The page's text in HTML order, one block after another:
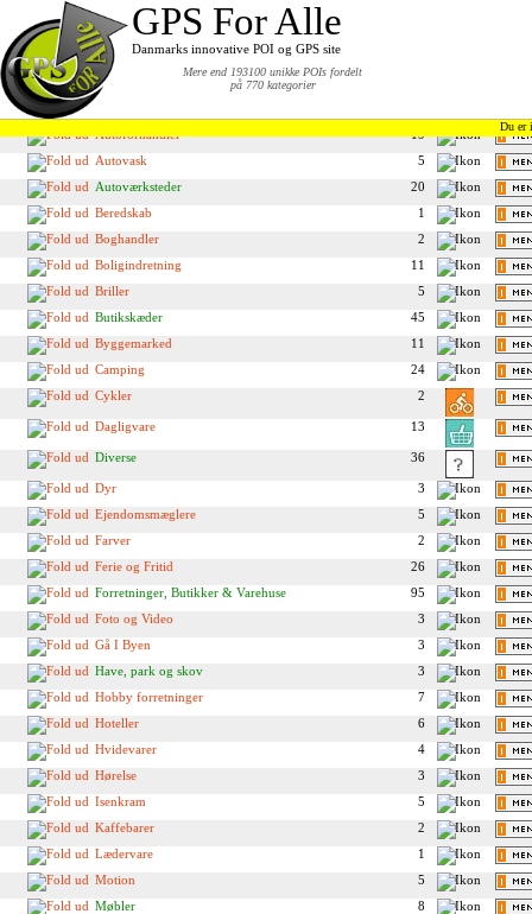
Mere end 193100 unikke POIs fordelt
på 770 kategorier
GPS For Alle
Danmarks innovative POI og GPS site
Du er
Andorra
Belgien
Danmark
Attraktioner
Autoforhandler
19
Autovask
5
Autoværksteder
20
Beredskab
1
Boghandler
2
Boligindretning
11
Briller
5
Butikskæder
45
Byggemarked
11
Camping
24
Cykler
2
Dagligvare 13
Diverse 36
Dyr
3
Ejendomsmæglere
5
Farver
2
Ferie og Fritid
26
Forretninger, Butikker & Varehuse
95
Foto og Video
3
Gå I Byen
3
Have, park og skov
3
Hobby forretninger
7
Hoteller
6
Hvidevarer
4
Hørelse
3
Isenkram
5
Kaffebarer
2
Lædervare
1
Motion
5
Møbler
8